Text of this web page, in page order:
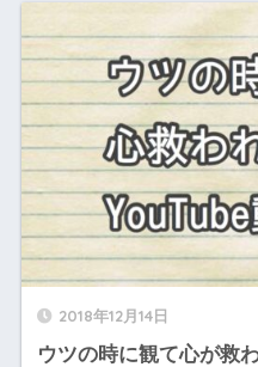
2018年12月14日
ウツの時に観て心が救